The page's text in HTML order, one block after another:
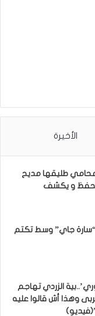
الأخيرة
طليقها مديح
و يكشف
“سارة جاي” وسط تكتم
الزردي تهاجم
وهذا أش قالوا عليه